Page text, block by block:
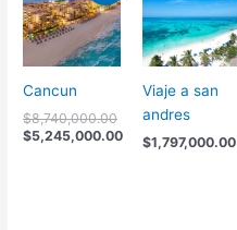
Cancun
$8,740,000.00
original
era:
$8,740,000.00.
$5,245,000.00
actual
es:
$5,245,000.00.
Viaje a san
andres
$1,797,000.00